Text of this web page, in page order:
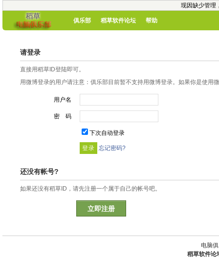
现因缺少管理
俱乐部 稻草软件论坛 帮助
请登录
直接用稻草ID登陆即可。
用微博登录的用户请注意：俱乐部目前暂不支持用微博登录。如果你是使用
用户名
密 码
下次自动登录
忘记密码?
还没有帐号?
如果还没有稻草ID，请先注册一个属于自己的帐号吧。
立即注册
电脑
稻草软件论